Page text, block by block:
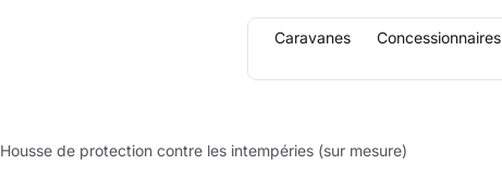
Caravanes Concessionnaires
Housse de protection contre les intempéries (sur mesure)